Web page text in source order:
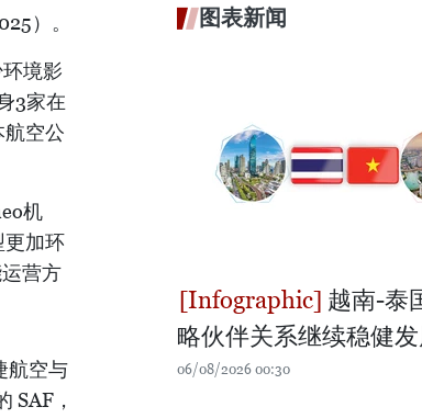
）。
境影
3家在
空公
机
更加环
营方
航空与
SAF，
图表新闻
越南-泰
略伙伴关系继续稳健
06/08/2026 00:30